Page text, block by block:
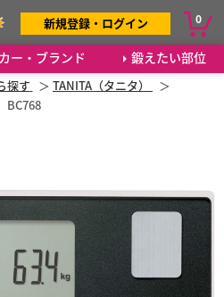
ー・ブランド 鍛えたい部位
新規登録・ログイン 0
探す
TANITA（タニタ）
BC768